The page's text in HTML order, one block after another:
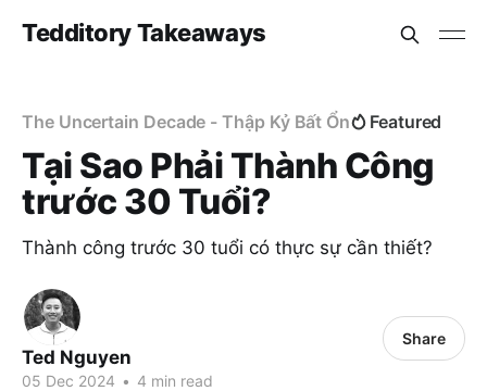
Tedditory Takeaways
The Uncertain Decade - Thập Kỷ Bất Ổn Featured
Tại Sao Phải Thành Công
trước 30 Tuổi?
Thành công trước 30 tuổi có thực sự cần thiết?
Ted Nguyen
05 Dec 2024 • 4 min read
Share